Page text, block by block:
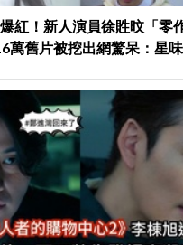
紅！新人演員徐貹旼「零
萬舊片被挖出網驚呆：星